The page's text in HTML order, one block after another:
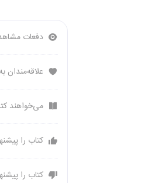
دفعات
علاقه‌مندان
می‌خواهند
کتاب را
کتاب را